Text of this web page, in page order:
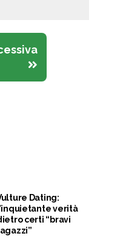
Dating:
verità
certi “bravi